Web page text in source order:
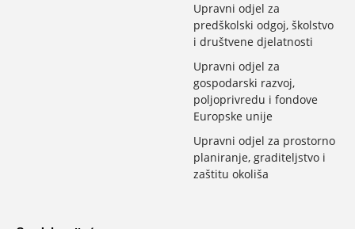
Upravni odjel za
predškolski odgoj, školstvo
i društvene djelatnosti
Upravni odjel za
gospodarski razvoj,
poljoprivredu i fondove
Europske unije
Upravni odjel za prostorno
planiranje, graditeljstvo i
zaštitu okoliša